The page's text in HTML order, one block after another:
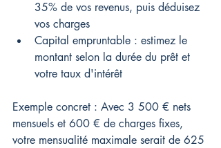
35% de vos revenus, puis déduisez
vos charges
Capital empruntable : estimez le
montant selon la durée du prêt et
votre taux d'intérêt
Exemple concret : Avec 3 500 € nets
mensuels et 600 € de charges fixes,
votre mensualité maximale serait de 625